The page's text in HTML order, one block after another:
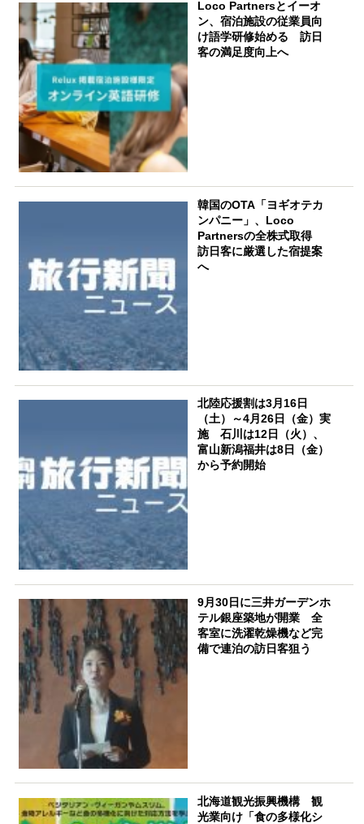
Loco Partnersとイーオ
ン、宿泊施設の従業員向
け語学研修始める 訪日
客の満足度向上へ
韓国のOTA「ヨギオテカ
ンパニー」、Loco
Partnersの全株式取得
訪日客に厳選した宿提案
へ
北陸応援割は3月16日
（土）～4月26日（金）実
施 石川は12日（火）、
富山新潟福井は8日（金）
から予約開始
9月30日に三井ガーデンホ
テル銀座築地が開業 全
客室に洗濯乾燥機など完
備で連泊の訪日客狙う
北海道観光振興機構 観
光業向け「食の多様化シ